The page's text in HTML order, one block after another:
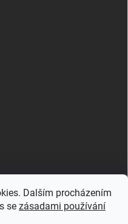
Dalším procházením
se zásadami používání